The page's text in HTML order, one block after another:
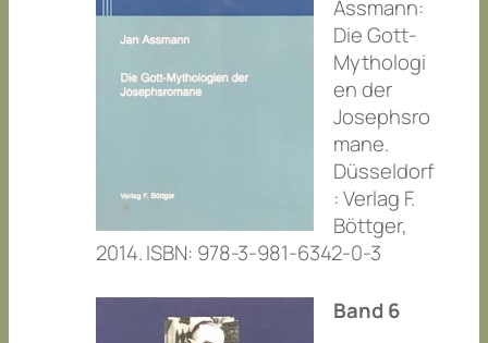
Assmann:
Die Gott-
Mythologi
en der
Josephsro
mane.
Düsseldorf
: Verlag F.
Böttger,
2014. ISBN: 978-3-981-6342-0-3
Band 6